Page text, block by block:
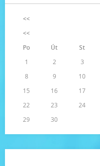
<<
<<
Po
Út St
1
2 3
8
9 10
15
16 17
22
23 24
29
30